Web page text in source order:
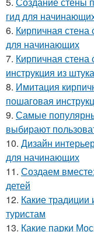
гид для
6. Кирпичная стена
для начинающих
7. Кирпичная
инструкция из
8. Имитация
пошаговая
9. Самые
выбирают
10. Дизайн
для начинающих
11. Создаем
детей
12. Какие традиции
туристам
13. Какие парки